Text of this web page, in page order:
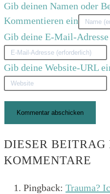
Gib deinen Namen oder
Kommentieren ein
Gib deine E-Mail-
Gib deine Website-URL
DIESER BEITRAG
KOMMENTARE
Pingback: Trauma?